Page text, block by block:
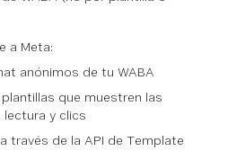
a Meta:
anónimos de tu WABA
que muestren las
lectura y clics
través de la API de Template